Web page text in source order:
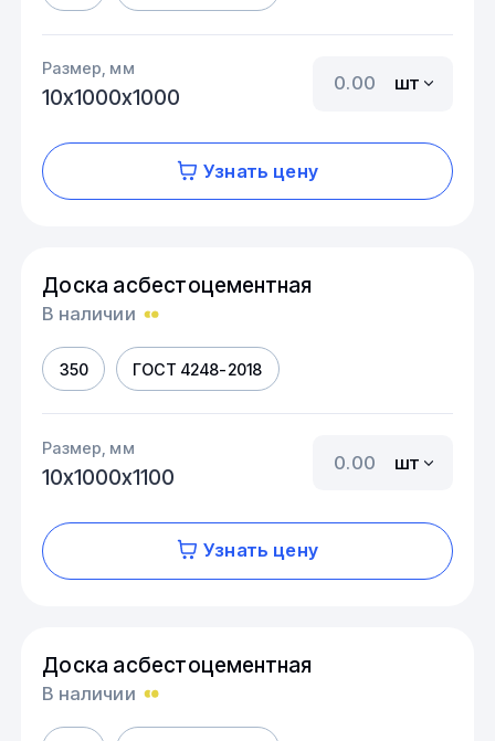
Размер, мм
10х1000х1000
шт
Узнать цену
Доска асбестоцементная
В наличии
350 ГОСТ 4248-2018
Размер, мм
10х1000х1100
шт
Узнать цену
Доска асбестоцементная
В наличии